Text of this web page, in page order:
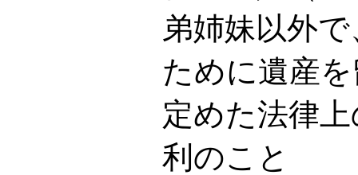
弟姉妹以外
ために遺産
定めた法律
利のこと